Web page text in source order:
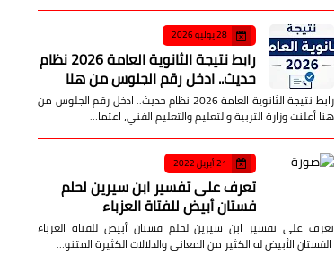
28 يوليو 2026
رابط نتيجة الثانوية العامة 2026 نظام
حديث.. ادخل رقم الجلوس من هنا
رابط نتيجة الثانوية العامة 2026 نظام حديث.. ادخل رقم الجلوس من
هنا أعلنت وزارة التربية والتعليم والتعليم الفني، اعتما…
21 أبريل 2022
تعرف على تفسير ابن سيرين لحلم
فستان أبيض للفتاة العزباء
تعرف على تفسير ابن سيرين لحلم فستان أبيض للفتاة العزباء
الفستان الأبيض له الكثير من المعاني والدلالات الكثيرة المتنو…